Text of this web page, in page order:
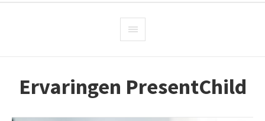
Ervaringen PresentChild